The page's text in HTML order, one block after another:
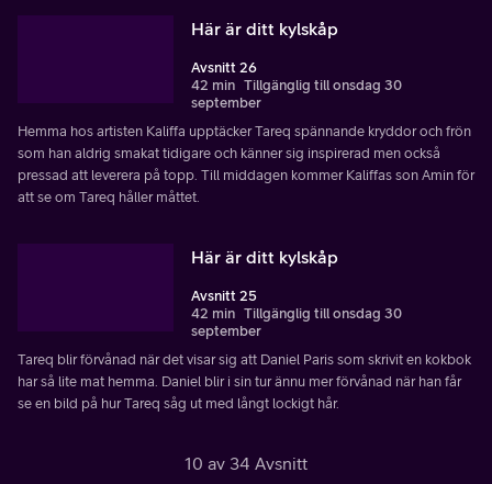
Här är ditt kylskåp
Avsnitt 26
42 min Tillgänglig till onsdag 30
september
Hemma hos artisten Kaliffa upptäcker Tareq spännande kryddor och frön
som han aldrig smakat tidigare och känner sig inspirerad men också
pressad att leverera på topp. Till middagen kommer Kaliffas son Amin för
att se om Tareq håller måttet.
Här är ditt kylskåp
Avsnitt 25
42 min Tillgänglig till onsdag 30
september
Tareq blir förvånad när det visar sig att Daniel Paris som skrivit en kokbok
har så lite mat hemma. Daniel blir i sin tur ännu mer förvånad när han får
se en bild på hur Tareq såg ut med långt lockigt hår.
10 av 34 Avsnitt